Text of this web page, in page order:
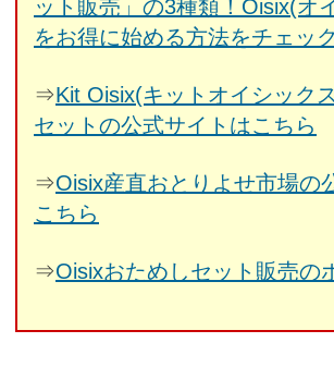
ット販売」の3種類！Oisix(オ
をお得に始める方法をチェック
⇒Kit Oisix(キットオイシック
セットの公式サイトはこちら
⇒Oisix産直おとりよせ市場の
こちら
⇒Oisixおためしセット販売の